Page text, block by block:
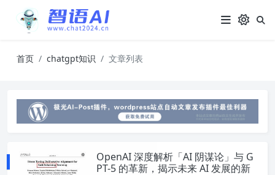
首页 chatgpt知识 文章列表
OpenAI 深度解析「AI 阴谋论」与 G
PT-5 的革新，揭示未来 AI 发展的新